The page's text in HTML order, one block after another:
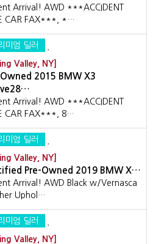
Arrival! AWD ***ACCIDENT
CAR FAX***, *…
미엄 딜러
Valley, NY]
Owned 2015 BMW X3
Arrival! AWD ***ACCIDENT
CAR FAX***, 8…
미엄 딜러
Valley, NY]
Pre-Owned 2019 BMW X…
Arrival! AWD Black w/Vernasca
Uphol…
미엄 딜러
Valley, NY]